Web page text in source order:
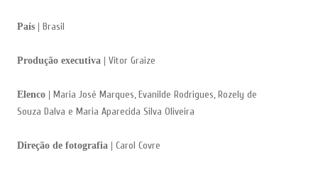
País | Brasil
Produção executiva | Vitor Graize
Elenco |
Maria José Marques, Evanilde Rodrigues, Rozely de
Souza Dalva e Maria Aparecida Silva Oliveira
Direção de fotografia | Carol Covre